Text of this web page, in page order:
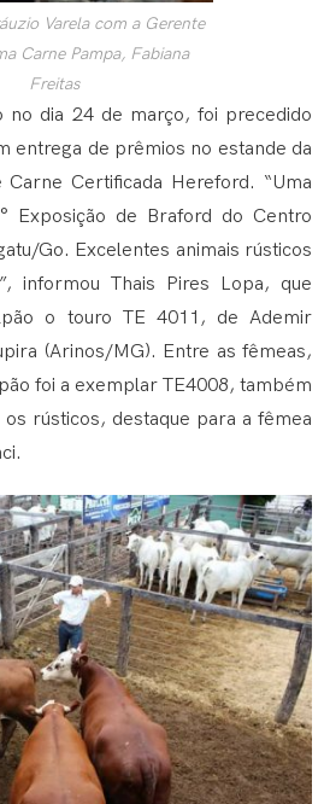
Varela com a Gerente
Carne Pampa, Fabiana
Freitas
no dia 24 de março, foi precedido
entrega de prêmios no estande da
Carne Certificada Hereford. “Uma
Exposição de Braford do Centro
Go. Excelentes animais rústicos
informou Thais Pires Lopa, que
o touro TE 4011, de Ademir
(Arinos/MG). Entre as fêmeas,
foi a exemplar TE4008, também
rústicos, destaque para a fêmea